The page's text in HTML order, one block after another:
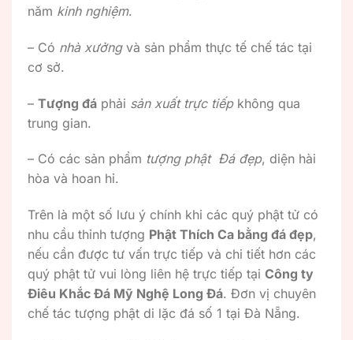
năm kinh nghiệm.
– Có nhà xưởngvà sản phẩm thực tế chế tác tại
cơ sở.
– Tượng đá phải sản xuất trực tiếpkhông qua
trung gian.
– Có các sản phẩm tượng phật Đá đẹp, diện hài
hòa và hoan hỉ.
Trên là một số lưu ý chính khi các quý phật tử có
nhu cầu thỉnh tượng Phật Thích Ca bằng đá đẹp,
nếu cần được tư vấn trực tiếp và chi tiết hơn các
quý phật tử vui lòng liên hệ trực tiếp tại Công ty
Điêu Khắc Đá Mỹ Nghệ Long Đá. Đơn vị chuyên
chế tác tượng phật di lặc đá số 1 tại Đà Nẵng.